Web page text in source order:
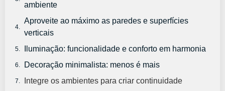
ambiente
Aproveite ao máximo as paredes e superfícies
verticais
Iluminação: funcionalidade e conforto em harmonia
Decoração minimalista: menos é mais
Integre os ambientes para criar continuidade